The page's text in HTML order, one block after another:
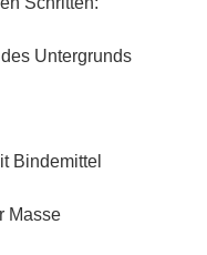
Untergrunds
Bindemittel
Masse